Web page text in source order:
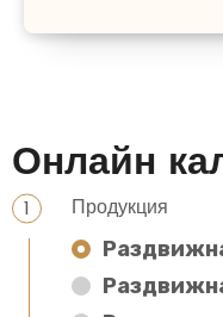
Онлайн
Продукция